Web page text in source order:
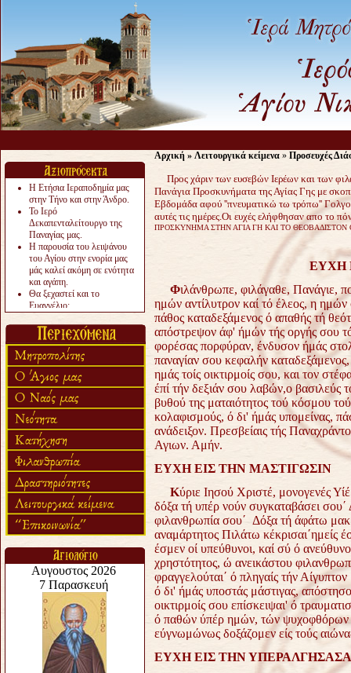
Η Ετήσια Ιεραποδημία μας
στην Τήνο και στην Άνδρο.
Το Ιερό
Δεκαπενταλείτουργο της
Παναγίας μας.
Η παρουσία του λειψάνου
του Αγίου στην ενορία μας
μάς καλεί ακόμη σε ενότητα
και αγάπη.
Θα ξεχαστεί και το
Ευαγγέλιο;
«πολύ αργά».
Ζητείται....
Αρχική » Λειτουργικά κείμενα » Προσευχές
Προς χάριν των ευσεβών Ιερέων και των
Πανάγια Προσκυνήματα της Αγίας Γης με
Εβδομάδα αφού ''πνευματικώ τω τρόπω''
αυτές τις ημέρες.Οι ευχές ελήφθησαν απο το
ΠΡΟΣΚΥΝΗΜΑ ΣΤΗΝ ΑΓΙΑ ΓΗ ΚΑΙ ΤΟ ΘΕΟΒΑΔΙΣΤΟΝ
ΕΥΧΗ
Φιλάνθρωπε, φιλάγαθε, Πανάγιε,
ημών αντίλυτρον καί τό έλεος, η
πάθος καταδεξάμενος ό απαθής τή
απόστρεψον άφ' ήμών τής οργής σου
φορέσας πορφύραν, ένδυσον ήμάς
παναγίαν σου κεφαλήν
ημάς τοίς οικτιρμοίς σου, και τον
έπί τήν δεξιάν σου λαβών,ο βασιλεύς
βυθού της ματαιότητος τού κόσμου
κολαφισμούς, ό δι' ήμάς υπομείνας,
ανάδειξον. Πρεσβείαις τής
Αγιων. Αμήν.
ΕΥΧΗ ΕΙΣ ΤΗΝ ΜΑΣΤΙΓΩΣΙΝ
Κύριε Ιησού Χριστέ, μονογενές
δόξα τή υπέρ νούν συγκαταβάσει
φιλανθρωπία σου΄ Δόξα τή άφάτω
αναμάρτητος Πιλάτω κέκρισαι΄ημείς
έσμεν οί υπεύθυνοι, καί σύ ό
χρηστότητος, ώ ανεικάστου
φραγγελούται΄ ό πληγαίς τήν
ό δι' ήμάς υποστάς μάστιγας,
οικτιρμοίς σου επίσκειψαι' ό
ό παθών ύπέρ ημών, τών ψυχοφθόρων
εύγνωμώνως δοξάζομεν είς τούς
ΕΥΧΗ ΕΙΣ ΤΗΝ